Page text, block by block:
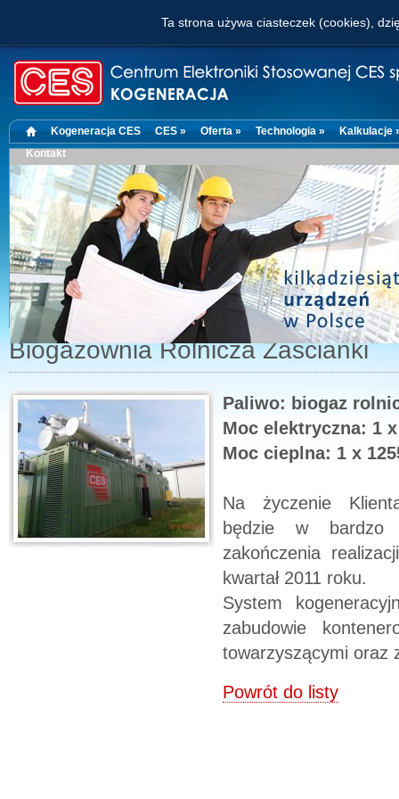
Kogeneracja CES CES » Oferta » Technologia »
Kalkulacje
Kontakt
Biogazownia Rolnicza Zaścianki
Paliwo: biogaz
Moc elektryczna: 1
Moc cieplna: 1 x
Na życzenie
będzie w bardzo
zakończenia
kwartał 2011 roku.
System
zabudowie
towarzyszącymi oraz
Powrót do listy
Ta strona używa ciasteczek (cookies),